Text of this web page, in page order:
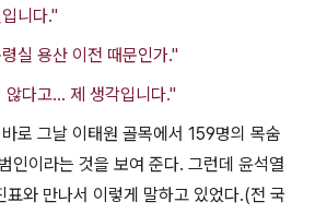
니다."
실 용산 이전 때문인가."
다고… 제 생각입니다."
로 그날 이태원 골목에서 159명의 목숨
인이라는 것을 보여 준다. 그런데 윤석열
표와 만나서 이렇게 말하고 있었다.(전 국